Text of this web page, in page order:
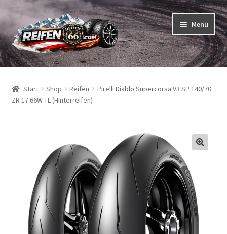
Zur
Navigation
springen
Zum
Inhalt
springen
Menü
Reifen
Schläuche
Marken
Reifentests
Kontakt
Start Shop Reifen
Pirelli Diablo Supercorsa V3 SP 140/70
ZR 17 66W TL (Hinterreifen)